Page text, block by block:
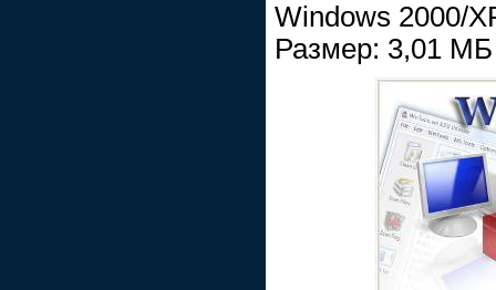
Windows 2000/
Размер: 3,01 МБ